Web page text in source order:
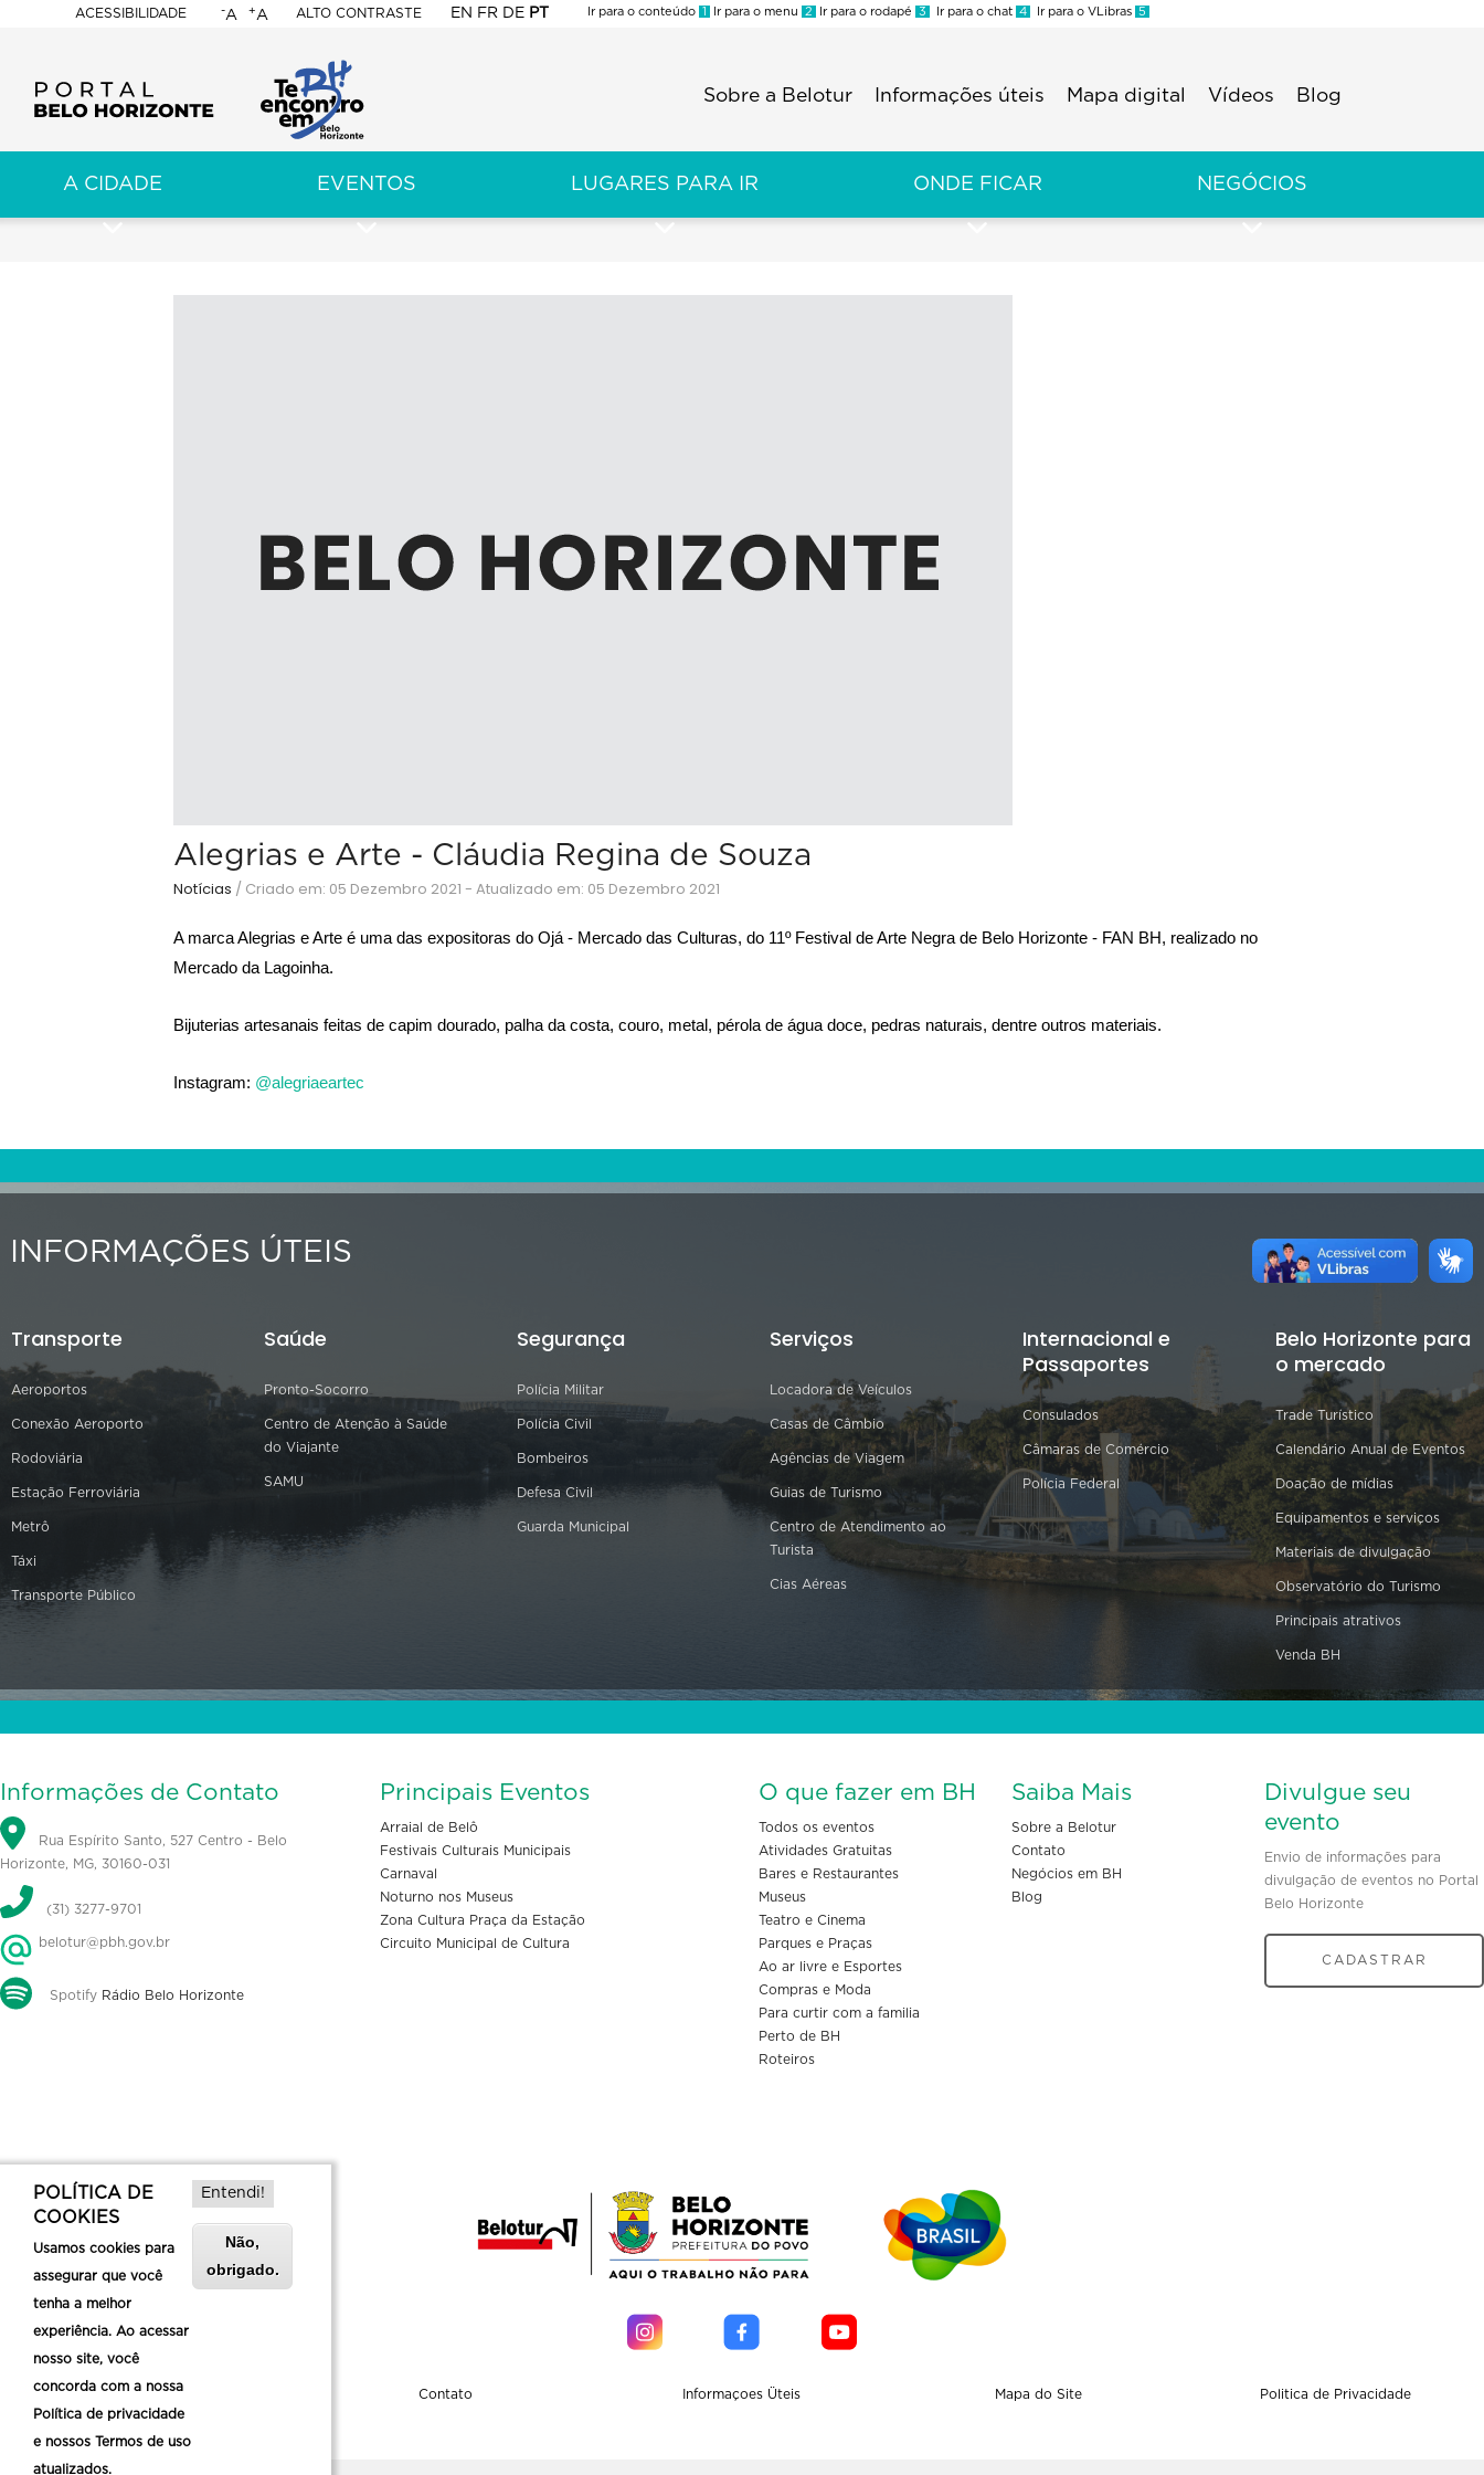
ACESSIBILIDADE
BELO
HORIZONTE
-A +A ALTO CONTRASTE EN FR DE PT
Ir para o conteúdo 1 Ir para o menu 2 Ir para o rodapé 3 Ir para o chat 4 Ir para o VLibras 5
Sobre a Belotur Informações úteis Mapa digital Vídeos Blog
A CIDADE EVENTOS LUGARES PARA IR ONDE FICAR NEGÓCIOS
Alegrias e Arte - Cláudia Regina de Souza
Notícias / Criado em: 05 Dezembro 2021 - Atualizado em: 05 Dezembro 2021
A marca Alegrias e Arte é uma das expositoras do Ojá - Mercado das Culturas, do 11º Festival de Arte Negra de Belo Horizonte - FAN BH, realizado no
Mercado da Lagoinha.
Bijuterias artesanais feitas de capim dourado, palha da costa, couro, metal, pérola de água doce, pedras naturais, dentre outros materiais.
Instagram: @alegriaeartec
INFORMAÇÕES ÚTEIS
Transporte
Aeroportos
Conexão Aeroporto
Rodoviária
Estação Ferroviária
Metrô
Táxi
Transporte Público
Saúde
Pronto-Socorro
Centro de Atenção à Saúde
do Viajante
SAMU
Segurança
Polícia Militar
Polícia Civil
Bombeiros
Defesa Civil
Guarda Municipal
Serviços
Locadora de Veículos
Casas de Câmbio
Agências de Viagem
Guias de Turismo
Centro de Atendimento ao
Turista
Cias Aéreas
Internacional e
Passaportes
Consulados
Câmaras de Comércio
Polícia Federal
Belo Horizonte para
o mercado
Trade Turístico
Calendário Anual de Eventos
Doação de mídias
Equipamentos e serviços
Materiais de divulgação
Observatório do Turismo
Principais atrativos
Venda BH
Informações de Contato
Rua Espírito Santo, 527 Centro - Belo
Horizonte, MG, 30160-031
(31) 3277-9701
belotur@pbh.gov.br
Spotify Rádio Belo Horizonte
Principais Eventos
Arraial de Belô
Festivais Culturais Municipais
Carnaval
Noturno nos Museus
Zona Cultura Praça da Estação
Circuito Municipal de Cultura
O que fazer em BH
Todos os eventos
Atividades Gratuitas
Bares e Restaurantes
Museus
Teatro e Cinema
Parques e Praças
Ao ar livre e Esportes
Compras e Moda
Para curtir com a familia
Perto de BH
Roteiros
Saiba Mais
Sobre a Belotur
Contato
Negócios em BH
Blog
Divulgue seu
evento
Envio de informações para
divulgação de eventos no Portal
Belo Horizonte
CADASTRAR
Sobre a Belotur Contato Informaçoes Üteis Mapa do Site Politica de Privacidade
POLÍTICA DE
COOKIES
Usamos cookies para
assegurar que você
tenha a melhor
experiência. Ao acessar
nosso site, você
concorda com a nossa
Política de privacidade
e nossos Termos de uso
atualizados.
Entendi!
Não,
obrigado.